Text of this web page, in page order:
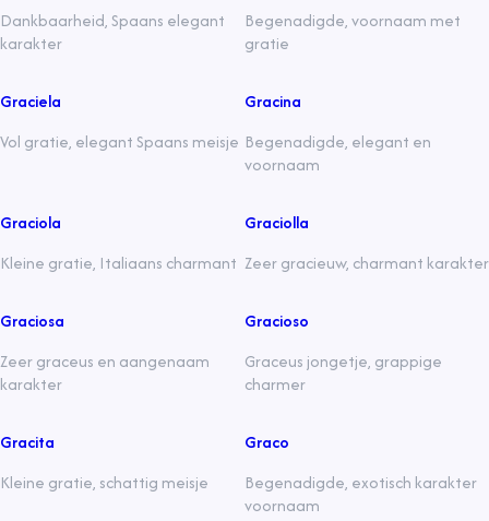
Dankbaarheid, Spaans elegant
karakter
Begenadigde, voornaam met
gratie
Graciela
Vol gratie, elegant Spaans meisje
Gracina
Begenadigde, elegant en
voornaam
Graciola
Kleine gratie, Italiaans charmant
Graciolla
Zeer gracieuw, charmant karakter
Graciosa
Zeer graceus en aangenaam
karakter
Gracioso
Graceus jongetje, grappige
charmer
Gracita
Kleine gratie, schattig meisje
Graco
Begenadigde, exotisch karakter
voornaam